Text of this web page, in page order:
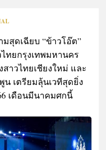
สุดเฉียบ “ข้าวโอ๊ต”
ทยกรุงเทพมหานคร
าวไทยเชียงใหม่ และ
น เตรียมลุ้นเวทีสุดยิ่ง
เดือนมีนาคมศกนี้